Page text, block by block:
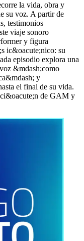
la vida, obra y
su voz. A partir de
testimonios
viaje sonoro
y figura
ic&oacute;nico: su
episodio explora una
&mdash;como
y
el final de su vida.
de GAM y